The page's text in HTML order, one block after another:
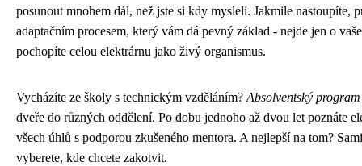
posunout mnohem dál, než jste si kdy mysleli. Jakmile nastoupíte,
adaptačním procesem, který vám dá pevný základ - nejde jen o
pochopíte celou elektrárnu jako živý organismus.
Vycházíte ze školy s technickým vzděláním?Absolventský program
dveře do různých oddělení. Po dobu jednoho až dvou let poznáte
všech úhlů s podporou zkušeného mentora. A nejlepší na tom?
vyberete, kde chcete zakotvit.